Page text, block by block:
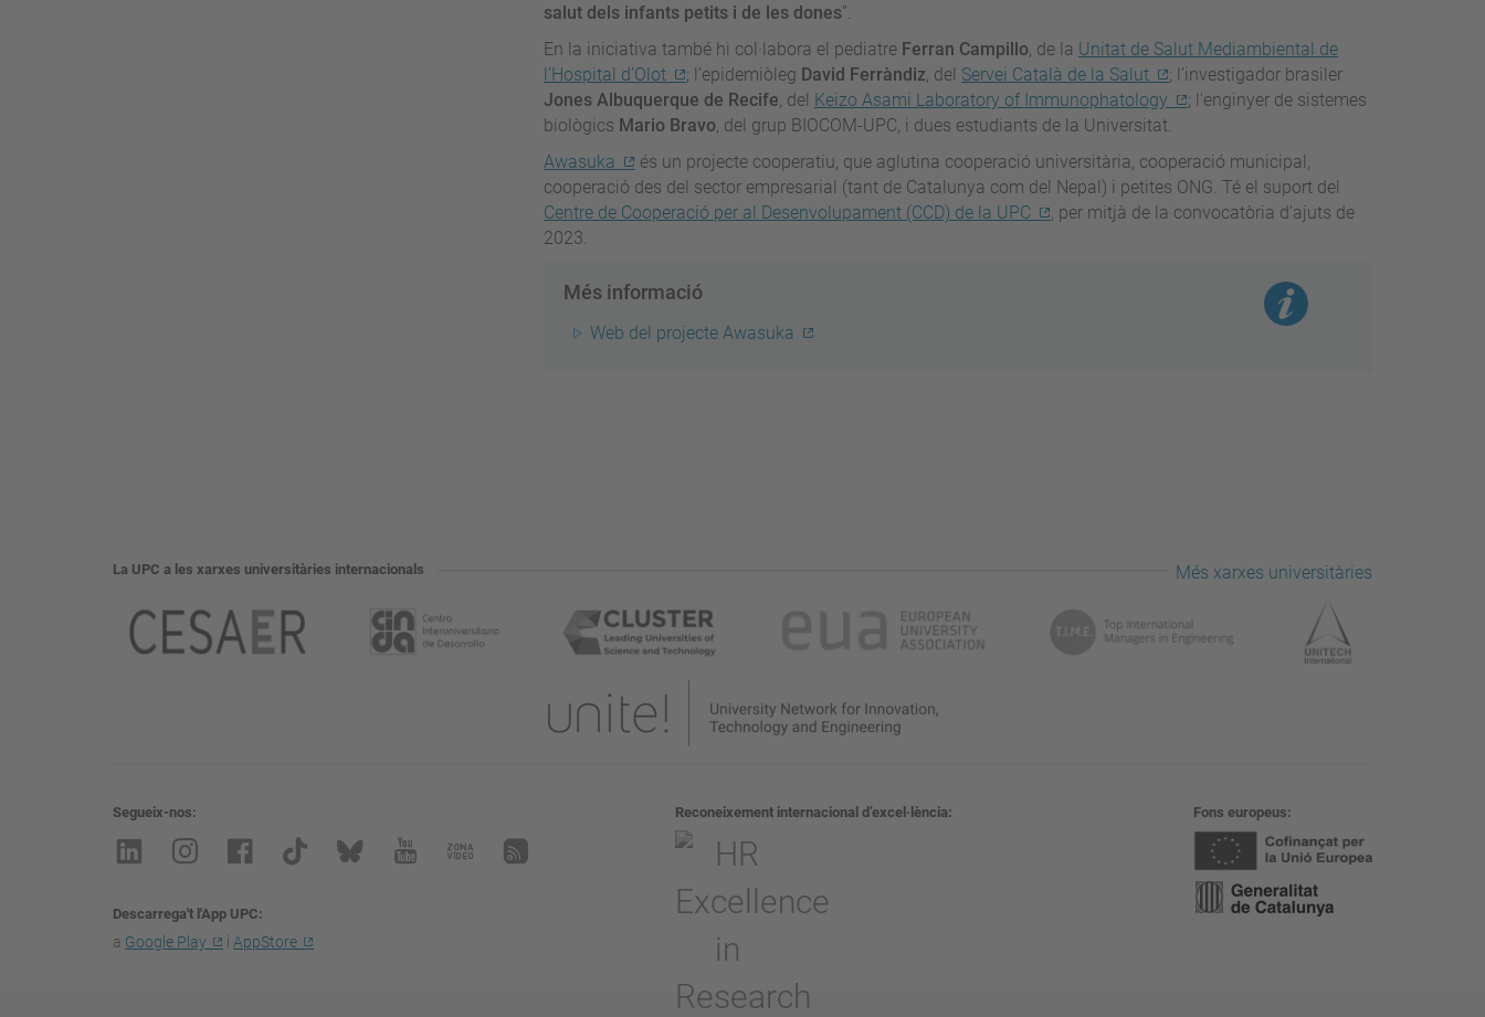
salut dels infants petits i de les dones”.
En la iniciativa també hi col·labora el pediatre Ferran Campillo, de la Unitat de Salut Mediambiental de
l’Hospital d’Olot
; l’epidemiòleg David Ferràndiz, del Servei Català de la Salut
; l’investigador brasiler
Jones Albuquerque de Recife, del Keizo Asami Laboratory of Immunophatology
; l'enginyer de sistemes
biològics Mario Bravo, del grup BIOCOM-UPC, i dues estudiants de la Universitat.
Awasuka
és un projecte cooperatiu, que aglutina cooperació universitària, cooperació municipal,
cooperació des del sector empresarial (tant de Catalunya com del Nepal) i petites ONG. Té el suport del
Centre de Cooperació per al Desenvolupament (CCD) de la UPC
, per mitjà de la convocatòria d’ajuts de
2023.
Més informació
Web del projecte Awasuka
La UPC a les xarxes universitàries internacionals Més xarxes universitàries
Segueix-nos
Descarrega't l'App UPC
a Google Play i AppStore
Reconeixement internacional d’excel·lència Fons europeus